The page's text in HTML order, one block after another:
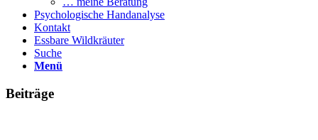
Psychologische Handanalyse
Kontakt
Essbare Wildkräuter
Suche
Menü
Beiträge